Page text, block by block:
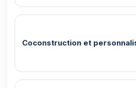
Coconstruction et